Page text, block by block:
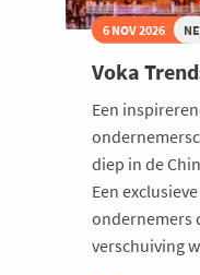
6 NOV 2026
Voka
Een
diep in de
Een
ondernemers
verschuiving